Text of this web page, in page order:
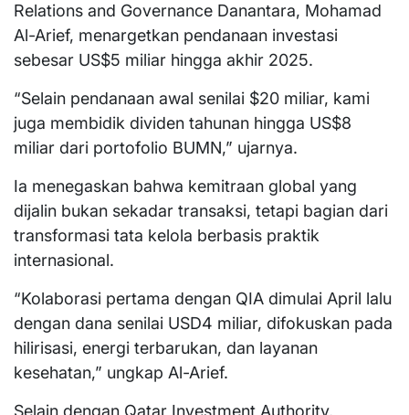
Relations and Governance Danantara, Mohamad
Al-Arief, menargetkan pendanaan investasi
sebesar US$5 miliar hingga akhir 2025.
“Selain pendanaan awal senilai $20 miliar, kami
juga membidik dividen tahunan hingga US$8
miliar dari portofolio BUMN,” ujarnya.
Ia menegaskan bahwa kemitraan global yang
dijalin bukan sekadar transaksi, tetapi bagian dari
transformasi tata kelola berbasis praktik
internasional.
“Kolaborasi pertama dengan QIA dimulai April lalu
dengan dana senilai USD4 miliar, difokuskan pada
hilirisasi, energi terbarukan, dan layanan
kesehatan,” ungkap Al-Arief.